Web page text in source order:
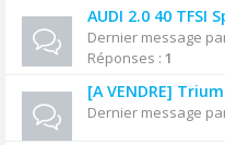
AUDI 2.0 40
Dernier message
Réponses : 1
[A VENDRE]
Dernier message